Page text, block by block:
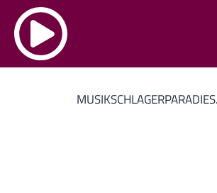
MUSIK